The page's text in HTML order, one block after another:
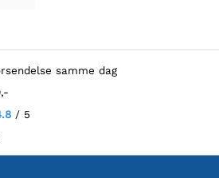
samme dag
/ 5